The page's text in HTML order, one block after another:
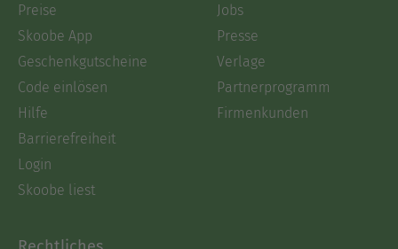
Preise
Skoobe App
Geschenkgutscheine
Code einlösen
Hilfe
Barrierefreiheit
Login
Skoobe liest
Jobs
Presse
Verlage
Partnerprogramm
Firmenkunden